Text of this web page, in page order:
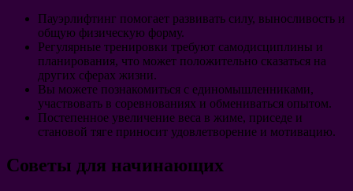
Пауэрлифтинг помогает развивать силу, выносливость и
общую физическую форму.
Регулярные тренировки требуют самодисциплины и
планирования, что может положительно сказаться на
других сферах жизни.
Вы можете познакомиться с единомышленниками,
участвовать в соревнованиях и обмениваться опытом.
Постепенное увеличение веса в жиме, приседе и
становой тяге приносит удовлетворение и мотивацию.
Советы для начинающих